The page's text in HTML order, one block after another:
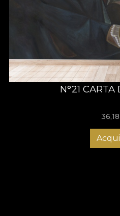
N°21 CARTA
36,18